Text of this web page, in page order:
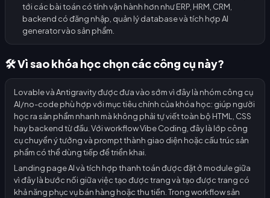
tới các bài toán có tính vận hành hơn như ERP, HRM, CRM,
backend có đăng nhập, quản lý database và tích hợp AI
generator vào sản phẩm.
🛠️ Vì sao khóa học chọn các công cụ này?
Lovable và Antigravity được đưa vào sớm vì đây là nhóm công cụ
AI/no-code phù hợp với mục tiêu chính của khóa học: giúp người
học ra sản phẩm nhanh mà không phải tự viết toàn bộ HTML, CSS
hay backend từ đầu. Với workflow Vibe Coding, đây là lớp công
cụ chuyển ý tưởng và prompt thành giao diện hoặc cấu trúc sản
phẩm có thể dùng tiếp để triển khai.
Landing page AI và tích hợp thanh toán được đặt ở module giữa
vì đây là bước nối giữa việc tạo được trang và tạo được trang có
khả năng phục vụ bán hàng hoặc thu tiền. Trong workflow sản